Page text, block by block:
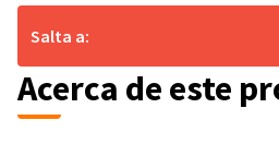
Acerca de este
Salta a: